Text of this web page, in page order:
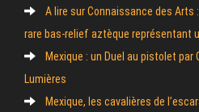
A lire sur Connaissance des Arts
rare bas-relief aztèque représentant
Mexique : un Duel au pistolet par
Lumières
Mexique, les cavalières de